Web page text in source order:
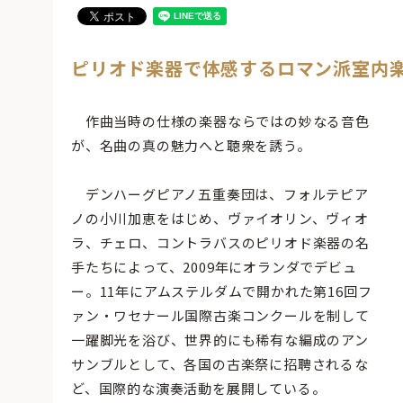
ピリオド楽器で体感するロマン派室内
作曲当時の仕様の楽器ならではの妙なる音色
が、名曲の真の魅力へと聴衆を誘う。
デンハーグピアノ五重奏団は、フォルテピア
ノの小川加恵をはじめ、ヴァイオリン、ヴィオ
ラ、チェロ、コントラバスのピリオド楽器の名
手たちによって、2009年にオランダでデビュ
ー。11年にアムステルダムで開かれた第16回フ
ァン・ワセナール国際古楽コンクールを制して
一躍脚光を浴び、世界的にも稀有な編成のアン
サンブルとして、各国の古楽祭に招聘されるな
ど、国際的な演奏活動を展開している。